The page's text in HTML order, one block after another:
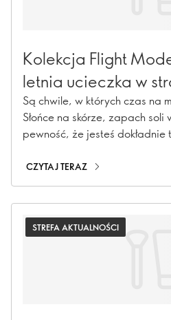
Kolekcja Flight
letnia ucieczka w
Są chwile, w których czas na
Słońce na skórze, zapach
pewność, że jesteś
słonecznych dniach i
golden hour. Lśniące usta,
garderobę. Bez zbędnych
paszportu.
CZYTAJ TERAZ
STREFA AKTUALNOŚCI